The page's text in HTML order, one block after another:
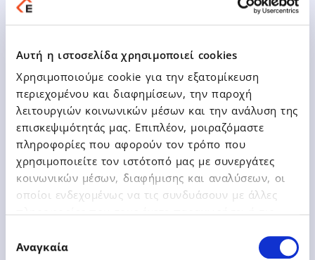
Αυτή η ιστοσελίδα χρησιμοποιεί cookies
Χρησιμοποιούμε cookie για την εξατομίκευση
περιεχομένου και διαφημίσεων, την παροχή
λειτουργιών κοινωνικών μέσων και την ανάλυση της
επισκεψιμότητάς μας. Επιπλέον, μοιραζόμαστε
πληροφορίες που αφορούν τον τρόπο που
χρησιμοποιείτε τον ιστότοπό μας με συνεργάτες
κοινωνικών μέσων, διαφήμισης και αναλύσεων, οι
οποίοι ενδεχομένως να τις συνδυάσουν με άλλες
σας χρήση των υπηρεσιών τους.
συγκατάθεσης
Αναγκαία
Learn More